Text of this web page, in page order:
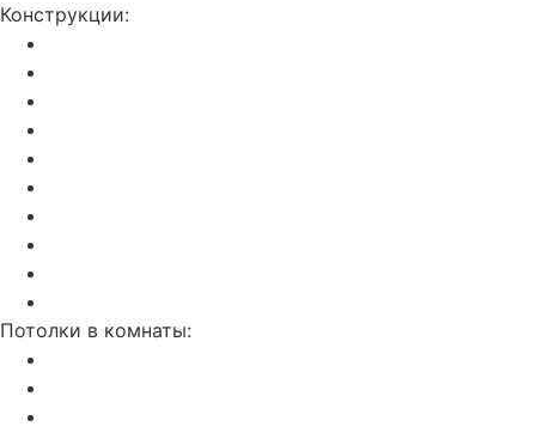
Конструкции:
Потолки в комнаты: